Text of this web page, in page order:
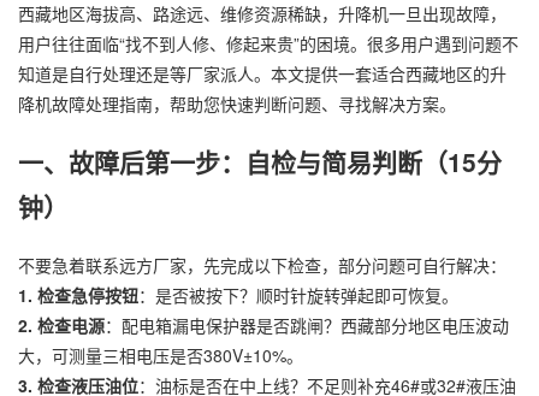
西藏地区海拔高、路途远、维修资源稀缺， 升降机一旦出现故障，
用户往往面临“找不到人修、修起来贵”的困境。很多用户遇到问题不
知道是自行处理还是等厂家派人。本文提供一套适合西藏地区的升
降机故障处理指南，帮助您快速判断问题、寻找解决方案。
一、故障后第一步：自检与简易判断（15分
钟）
不要急着联系远方厂家，先完成以下检查，部分问题可自行解决：
1. 检查急停按钮：是否被按下？顺时针旋转弹起即可恢复。
2. 检查电源：配电箱漏电保护器是否跳闸？西藏部分地区电压波动
大，可测量三相电压是否380V±10%。
3. 检查液压油位：油标是否在中上线？不足则补充46#或32#液压油